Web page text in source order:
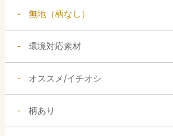
無地（柄なし）
環境対応素材
オススメ/イチオシ
柄あり